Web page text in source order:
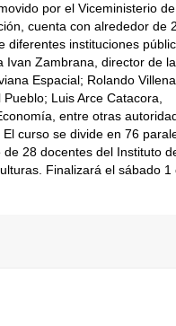
por el Viceministerio de
cuenta con alrededor de
diferentes instituciones
Ivan Zambrana, director de la
Espacial; Rolando
Pueblo; Luis Arce Catacora,
entre otras
curso se divide en 76
de 28 docentes del Instituto
Finalizará el sábado 1